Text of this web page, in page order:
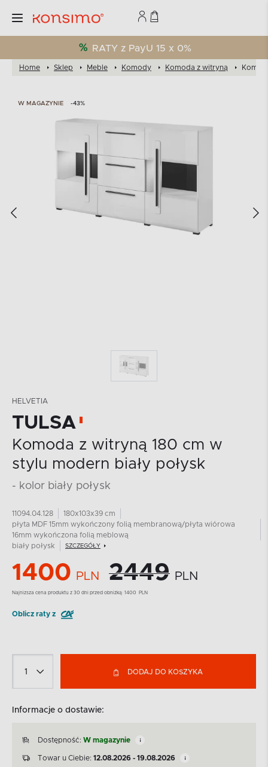
RATY z PayU 15 x 0%
Home Sklep Meble Komody Komoda z witryną
W MAGAZYNIE -43%
HELVETIA
TULSA
Komoda z witryną 180 cm w
stylu modern biały połysk
- kolor biały połysk
11094.04.128
180x103x39 cm
płyta MDF 15mm wykończony folią membranową/płyta wiórowa
16mm wykończona folią meblową
biały połysk
SZCZEGÓŁY
1400 PLN 2449 PLN
Najnizsza cena produktu z 30 dni przed obniżką: 1400 PLN
Oblicz raty z
DODAJ DO KOSZYKA
Informacje o dostawie:
Dostępność: W magazynie
Towar u Ciebie: 12.08.2026 - 19.08.2026